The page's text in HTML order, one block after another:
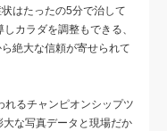
はたったの5分で治して
カラダを調整もできる、
絶大な信頼が寄せられて
るチャンピオンシップツ
な写真データと現場だか